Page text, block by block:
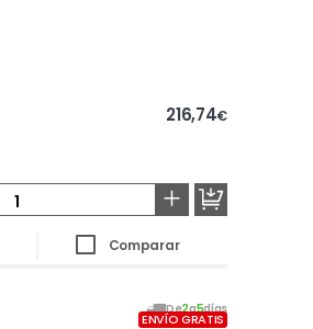
216,74€
+
Comparar
De2a5días
ENVÍO GRATIS